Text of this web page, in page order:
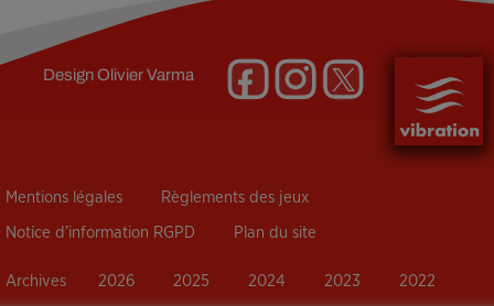
DesignOlivier Varma
Mentions légales Règlements des jeux
Notice d’information RGPD Plan du site
Archives 2026 2025 2024 2023 2022